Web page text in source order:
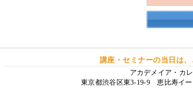
講座・セミナーの当日は
アカデメイア・カ
東京都渋谷区東3-19-9 恵比寿イ